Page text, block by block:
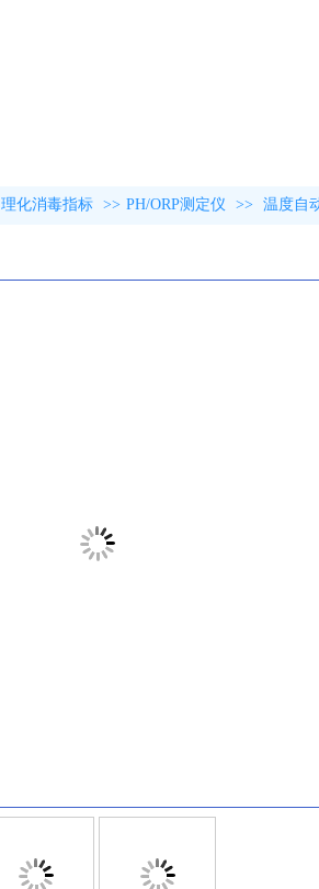
理化消毒指标 >> PH/ORP测定仪 >> 温度自